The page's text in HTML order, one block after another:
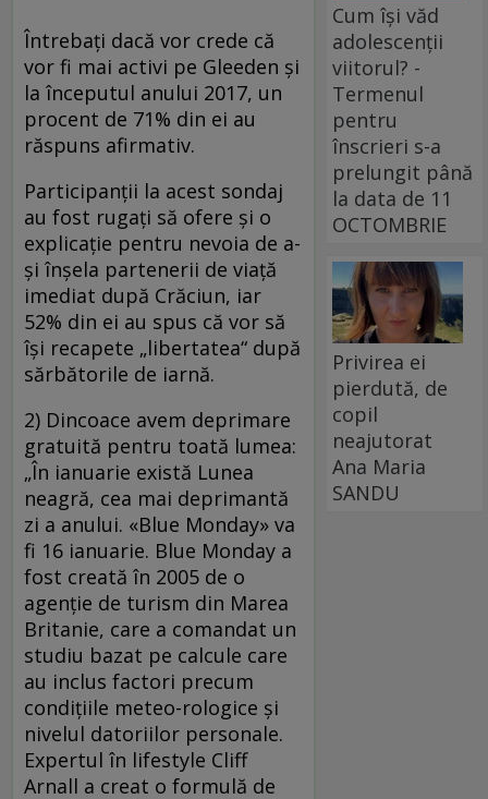
Întrebaţi dacă vor crede că
vor fi mai activi pe Gleeden şi
la începutul anului 2017, un
procent de 71% din ei au
răspuns afirmativ.
Participanţii la acest sondaj
au fost rugaţi să ofere şi o
explicaţie pentru nevoia de a-
şi înşela partenerii de viaţă
imediat după Crăciun, iar
52% din ei au spus că vor să
îşi recapete „libertatea“ după
sărbătorile de iarnă.
2) Dincoace avem deprimare
gratuită pentru toată lumea:
„În ianuarie există Lunea
neagră, cea mai deprimantă
zi a anului. «Blue Monday» va
fi 16 ianuarie. Blue Monday a
fost creată în 2005 de o
agenţie de turism din Marea
Britanie, care a comandat un
studiu bazat pe calcule care
au inclus factori precum
condiţiile meteo-rologice şi
nivelul datoriilor personale.
Expertul în lifestyle Cliff
Arnall a creat o formulă de
Cum își văd
adolescenții
viitorul? -
Termenul
pentru
înscrieri s-a
prelungit până
la data de 11
OCTOMBRIE
Privirea ei
pierdută, de
copil
neajutorat
Ana Maria
SANDU